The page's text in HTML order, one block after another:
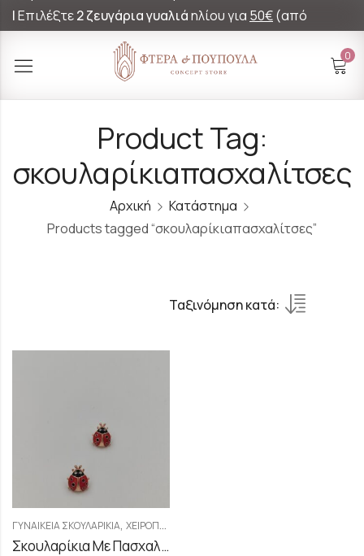
|Επιλέξτε2 ζευγάρια γυαλιάηλίου για 50€(από
0
Product Tag:
σκουλαρίκιαπασχαλίτσες
Αρχική
Κατάστημα
Products tagged “σκουλαρίκιαπασχαλίτσες”
Ταξινόμηση κατά:
ΓΥΝΑΙΚΕΊΑ ΣΚΟΥΛΑΡΊΚΙΑ, ΧΕΙΡΟΠΟΊΗΤΑ ΓΥΝΑΙΚΕΊΑ ΣΚΟΥΛΑΡΊΚΙΑ
Σκουλαρίκια Με Πασχαλίτσες